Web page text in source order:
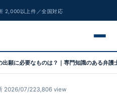
2,000以上件／全国対応
出願に必要なものは？｜専門知識のある弁護
2026/07/223,806 view